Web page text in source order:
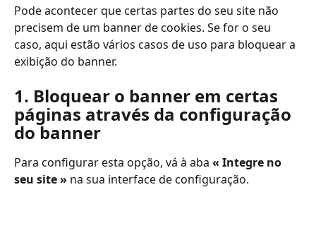
Pode acontecer que certas partes do seu site não
precisem de um banner de cookies. Se for o seu
caso, aqui estão vários casos de uso para bloquear a
exibição do banner.
1. Bloquear o banner em certas
páginas através da configuração
do banner
Para configurar esta opção, vá à aba « Integre no
seu site » na sua interface de configuração.